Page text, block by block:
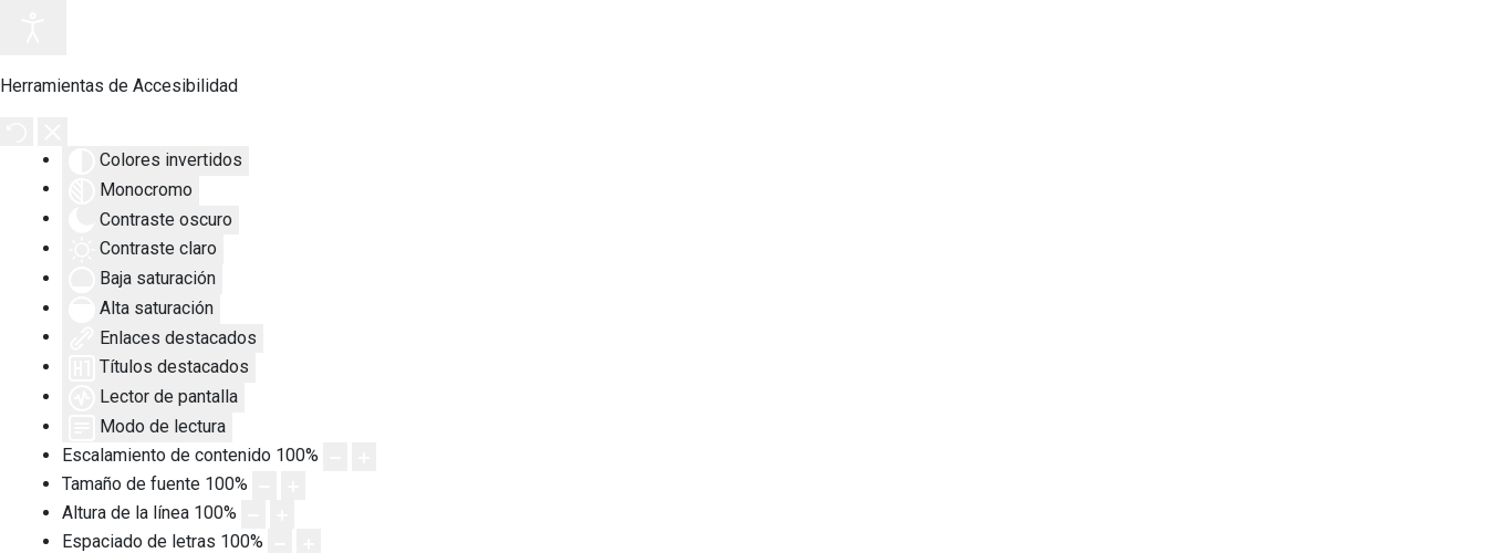
Herramientas de Accesibilidad
Colores invertidos
Monocromo
Contraste oscuro
Contraste claro
Baja saturación
Alta saturación
Enlaces destacados
Títulos destacados
Lector de pantalla
Modo de lectura
Escalamiento de contenido 100%
Tamaño de fuente 100%
Altura de la línea 100%
Espaciado de letras 100%